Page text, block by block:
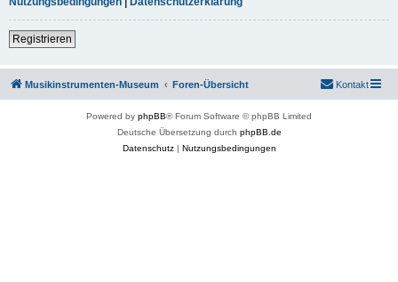
Registrieren
Musikinstrumenten-Museum Foren-Übersicht Kontakt
Powered by phpBB® Forum Software © phpBB Limited
Deutsche Übersetzung durch phpBB.de
Datenschutz| Nutzungsbedingungen